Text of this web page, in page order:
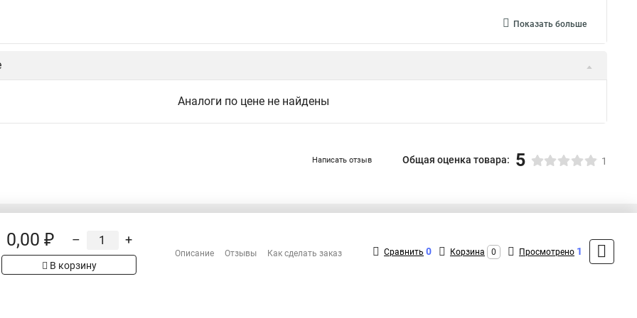
Показать больше
Аналоги по цене не найдены
Написать отзыв Общая оценка товара: 5 1
на сайте имеет
товар
Сотрудничество
+7 (495) 431-16-66
MAX: +7 (916) 031-40-57
0,00 ₽ – +
В корзину
Описание Отзывы Как сделать заказ Сравнить 0 Корзина 0 Просмотрено 1